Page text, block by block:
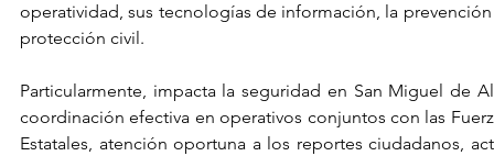
operatividad, sus tecnologías de información, la
protección civil.
Particularmente, impacta la seguridad en San Miguel de
coordinación efectiva en operativos conjuntos con las
Estatales, atención oportuna a los reportes ciudadanos,